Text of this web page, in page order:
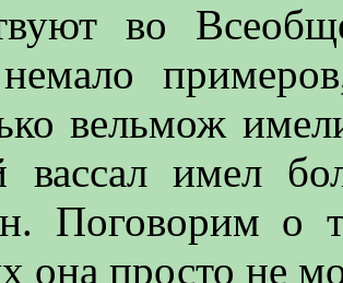
во
вельмож
вассал имел
Поговорим о
она просто не